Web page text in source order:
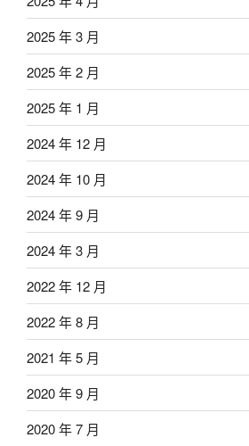
2025 年 3 月
2025 年 2 月
2025 年 1 月
2024 年 12 月
2024 年 10 月
2024 年 9 月
2024 年 3 月
2022 年 12 月
2022 年 8 月
2021 年 5 月
2020 年 9 月
2020 年 7 月